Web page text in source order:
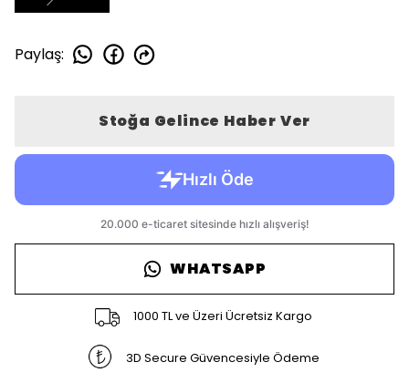
Paylaş:
Stoğa Gelince Haber Ver
WHATSAPP
1000 TL ve Üzeri Ücretsiz Kargo
3D Secure Güvencesiyle Ödeme